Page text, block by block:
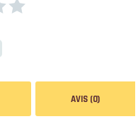
AVIS (0)